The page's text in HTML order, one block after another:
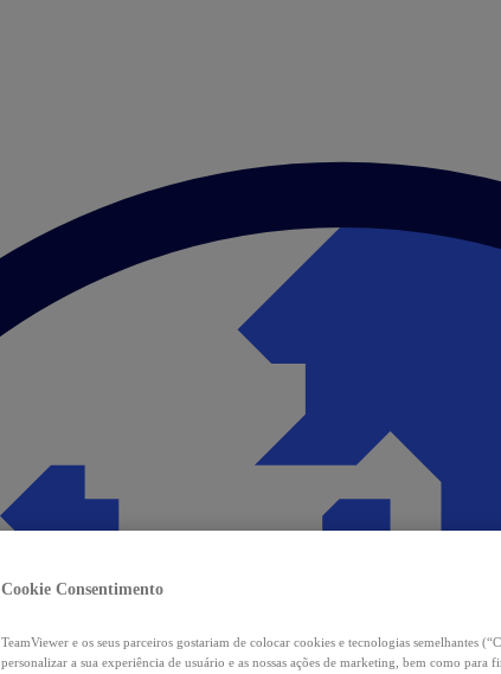
Cookie Consentimento
TeamViewer e os seus parceiros gostariam de colocar cookies e tecnologias semelhantes
personalizar a sua experiência de usuário e as nossas ações de marketing, bem como para